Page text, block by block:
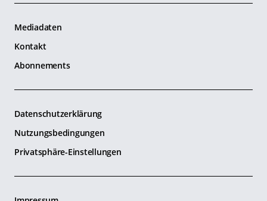
Mediadaten
Kontakt
Abonnements
Datenschutzerklärung
Nutzungsbedingungen
Privatsphäre-Einstellungen